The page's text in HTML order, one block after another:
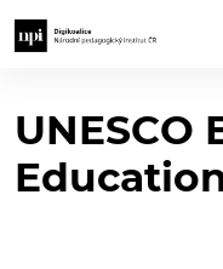
UNESCO